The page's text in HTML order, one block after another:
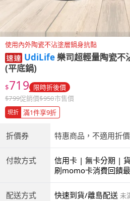
使用內外陶瓷不沾塗層鍋身抗黏
UdiLife樂司超輕量陶瓷不
(平底鍋)
$719 限時折後價
$799促銷價$950市售價
現折 滿1件享9折
折價券 特惠商品，不適用折
付款方式
信用卡 | 無卡分期 |
商付款 | ATM | 銀聯
刷momo卡消費回饋最
配送方式 快速到貨/離島配送 未